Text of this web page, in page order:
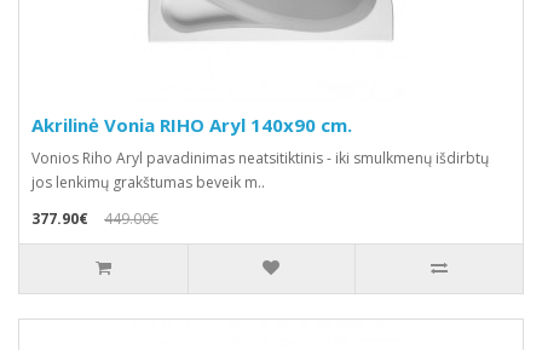
Akrilinė Vonia RIHO Aryl 140x90 cm.
Vonios Riho Aryl pavadinimas neatsitiktinis - iki smulkmenų išdirbtų
jos lenkimų grakštumas beveik m..
377.90€
449.00€